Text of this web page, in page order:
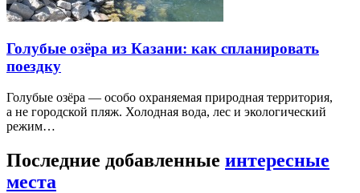
Голубые озёра из Казани: как спланировать
поездку
Голубые озёра — особо охраняемая природная территория,
а не городской пляж. Холодная вода, лес и экологический
режим…
Последние добавленные интересные
места